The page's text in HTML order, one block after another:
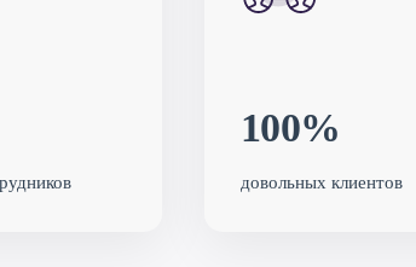
100%
довольных клиентов